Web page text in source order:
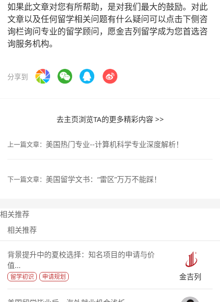
如果此文章对您有所帮助，是对我们最大的鼓励。对此
文章以及任何留学相关问题有什么疑问可以点击下侧咨
询栏询问专业的留学顾问，愿金吉列留学成为您首选咨
询服务机构。
分享到
去主页浏览TA的更多精彩内容 >>
上一篇文章： 美国热门专业--计算机科学专业深度解析！
下一篇文章： 美国留学文书：“雷区”万万不能踩！
相关推荐
相关推荐
背景提升中的夏校选择：知名项目的申请与价
值...
留学初识 申请规划 金吉列